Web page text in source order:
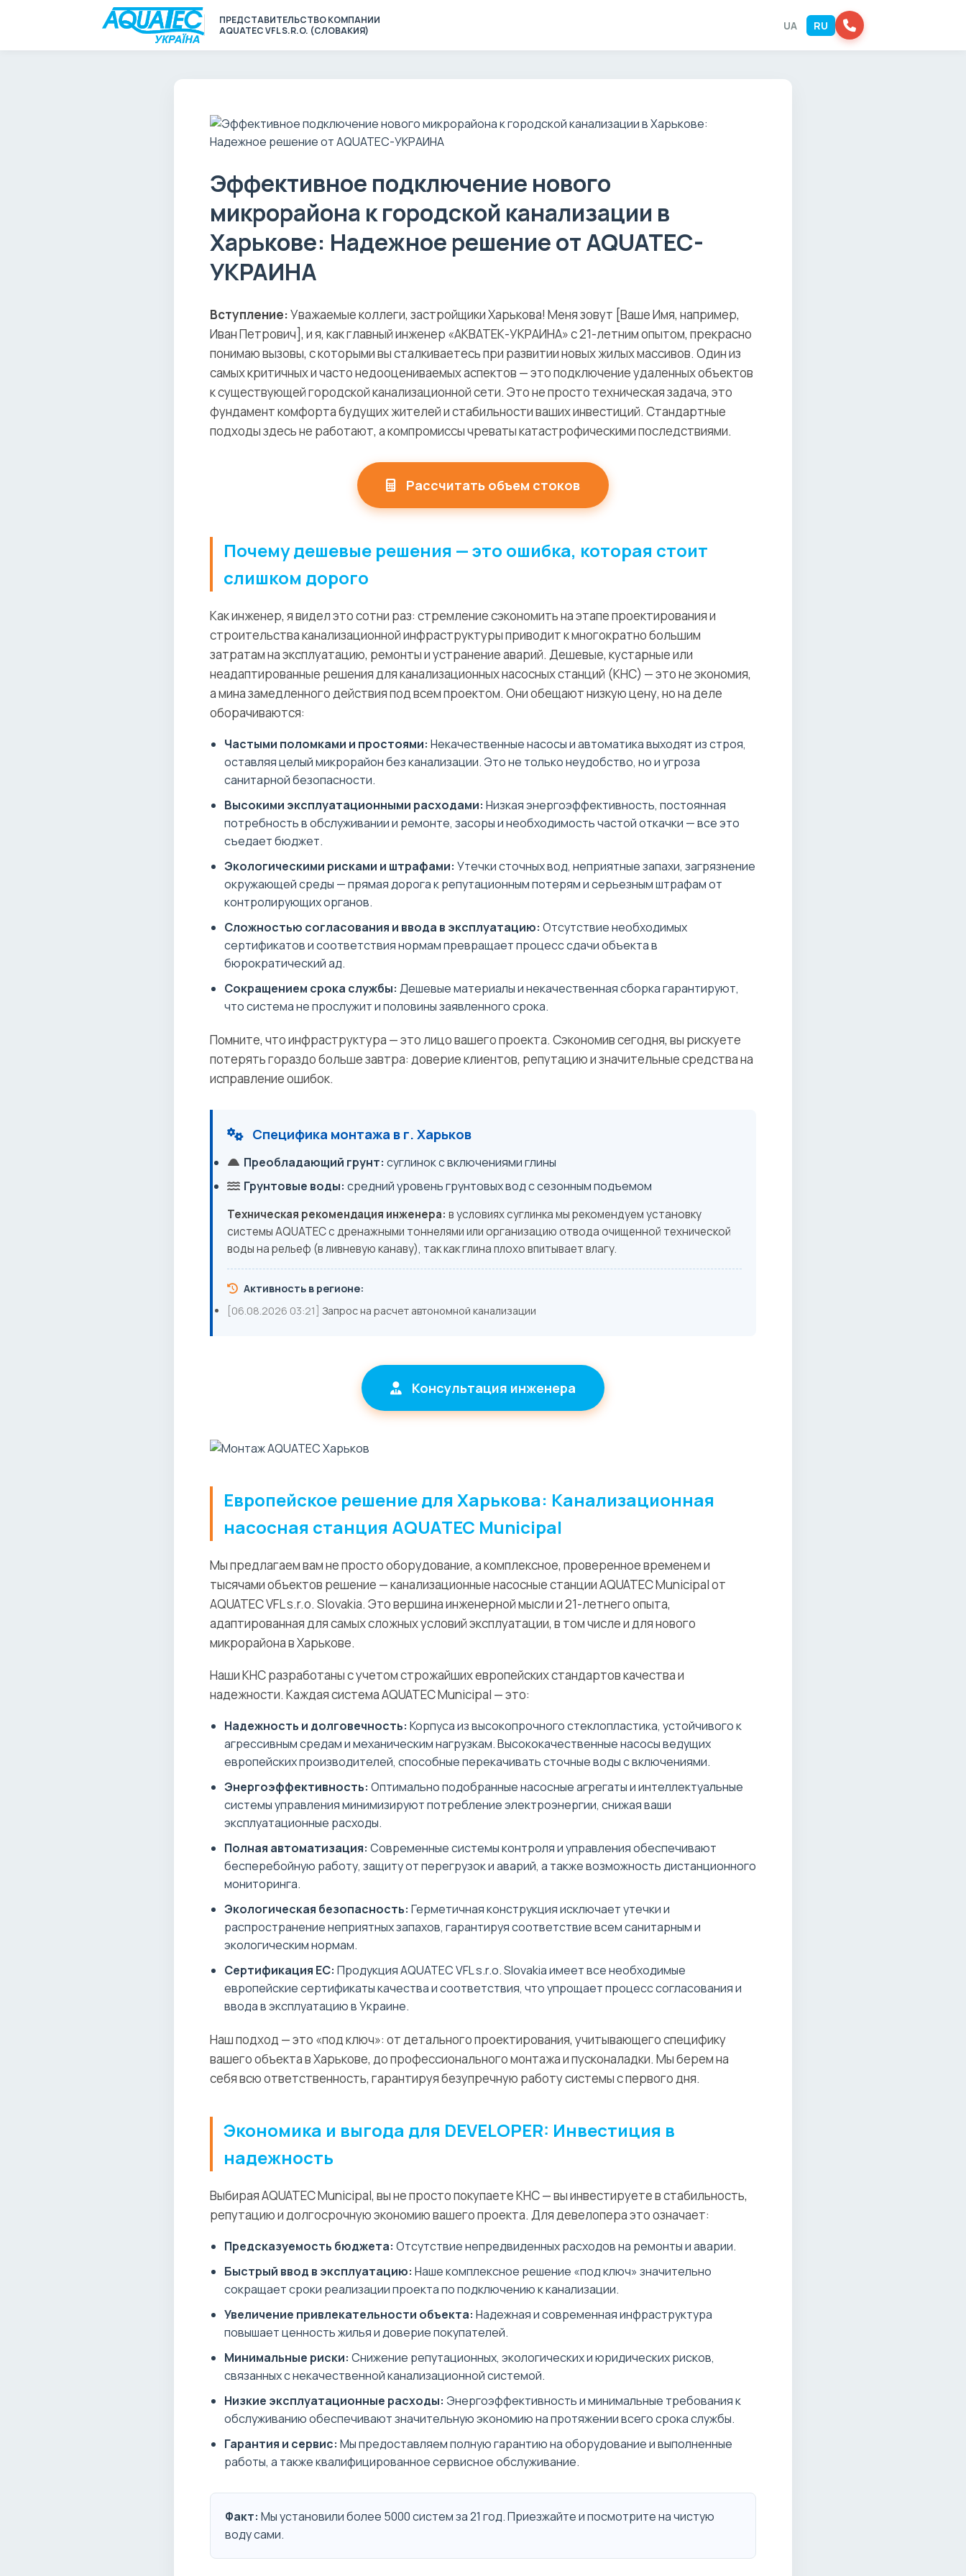
ПРЕДСТАВИТЕЛЬСТВО КОМПАНИИ
AQUATEC VFL S.R.O. (СЛОВАКИЯ)
UA RU
Эффективное подключение нового
микрорайона к городской канализации в
Харькове: Надежное решение от AQUATEC-
УКРАИНА
Вступление:Уважаемые коллеги, застройщики Харькова! Меня зовут [Ваше Имя, например,
Иван Петрович], и я, как главный инженер «АКВАТЕК-УКРАИНА» с 21-летним опытом, прекрасно
понимаю вызовы, с которыми вы сталкиваетесь при развитии новых жилых массивов. Один из
самых критичных и часто недооцениваемых аспектов — это подключение удаленных объектов
к существующей городской канализационной сети. Это не просто техническая задача, это
фундамент комфорта будущих жителей и стабильности ваших инвестиций. Стандартные
подходы здесь не работают, а компромиссы чреваты катастрофическими последствиями.
Рассчитать объем стоков
Почему дешевые решения — это ошибка, которая стоит
слишком дорого
Как инженер, я видел это сотни раз: стремление сэкономить на этапе проектирования и
строительства канализационной инфраструктуры приводит к многократно большим
затратам на эксплуатацию, ремонты и устранение аварий. Дешевые, кустарные или
неадаптированные решения для канализационных насосных станций (КНС) — это не экономия,
а мина замедленного действия под всем проектом. Они обещают низкую цену, но на деле
оборачиваются:
Частыми поломками и простоями: Некачественные насосы и автоматика выходят из строя,
оставляя целый микрорайон без канализации. Это не только неудобство, но и угроза
санитарной безопасности.
Высокими эксплуатационными расходами: Низкая энергоэффективность, постоянная
потребность в обслуживании и ремонте, засоры и необходимость частой откачки — все это
съедает бюджет.
Экологическими рисками и штрафами: Утечки сточных вод, неприятные запахи, загрязнение
окружающей среды — прямая дорога к репутационным потерям и серьезным штрафам от
контролирующих органов.
Сложностью согласования и ввода в эксплуатацию: Отсутствие необходимых
сертификатов и соответствия нормам превращает процесс сдачи объекта в
бюрократический ад.
Сокращением срока службы: Дешевые материалы и некачественная сборка гарантируют,
что система не прослужит и половины заявленного срока.
Помните, что инфраструктура — это лицо вашего проекта. Сэкономив сегодня, вы рискуете
потерять гораздо больше завтра: доверие клиентов, репутацию и значительные средства на
исправление ошибок.
Специфика монтажа в г. Харьков
Преобладающий грунт: суглинок с включениями глины
Грунтовые воды: средний уровень грунтовых вод с сезонным подъемом
Техническая рекомендация инженера: в условиях суглинка мы рекомендуем установку
системы AQUATEC с дренажными тоннелями или организацию отвода очищенной технической
воды на рельеф (в ливневую канаву), так как глина плохо впитывает влагу.
Активность в регионе:
[06.08.2026 03:21] Запрос на расчет автономной канализации
Консультация инженера
Европейское решение для Харькова: Канализационная
насосная станция AQUATEC Municipal
Мы предлагаем вам не просто оборудование, а комплексное, проверенное временем и
тысячами объектов решение — канализационные насосные станции AQUATEC Municipal от
AQUATEC VFL s.r.o. Slovakia. Это вершина инженерной мысли и 21-летнего опыта,
адаптированная для самых сложных условий эксплуатации, в том числе и для нового
микрорайона в Харькове.
Наши КНС разработаны с учетом строжайших европейских стандартов качества и
надежности. Каждая система AQUATEC Municipal — это:
Надежность и долговечность: Корпуса из высокопрочного стеклопластика, устойчивого к
агрессивным средам и механическим нагрузкам. Высококачественные насосы ведущих
европейских производителей, способные перекачивать сточные воды с включениями.
Энергоэффективность: Оптимально подобранные насосные агрегаты и интеллектуальные
системы управления минимизируют потребление электроэнергии, снижая ваши
эксплуатационные расходы.
Полная автоматизация: Современные системы контроля и управления обеспечивают
бесперебойную работу, защиту от перегрузок и аварий, а также возможность дистанционного
мониторинга.
Экологическая безопасность: Герметичная конструкция исключает утечки и
распространение неприятных запахов, гарантируя соответствие всем санитарным и
экологическим нормам.
Сертификация ЕС: Продукция AQUATEC VFL s.r.o. Slovakia имеет все необходимые
европейские сертификаты качества и соответствия, что упрощает процесс согласования и
ввода в эксплуатацию в Украине.
Наш подход — это «под ключ»: от детального проектирования, учитывающего специфику
вашего объекта в Харькове, до профессионального монтажа и пусконаладки. Мы берем на
себя всю ответственность, гарантируя безупречную работу системы с первого дня.
Экономика и выгода для DEVELOPER: Инвестиция в
надежность
Выбирая AQUATEC Municipal, вы не просто покупаете КНС — вы инвестируете в стабильность,
репутацию и долгосрочную экономию вашего проекта. Для девелопера это означает:
Предсказуемость бюджета: Отсутствие непредвиденных расходов на ремонты и аварии.
Быстрый ввод в эксплуатацию: Наше комплексное решение «под ключ» значительно
сокращает сроки реализации проекта по подключению к канализации.
Увеличение привлекательности объекта: Надежная и современная инфраструктура
повышает ценность жилья и доверие покупателей.
Минимальные риски: Снижение репутационных, экологических и юридических рисков,
связанных с некачественной канализационной системой.
Низкие эксплуатационные расходы: Энергоэффективность и минимальные требования к
обслуживанию обеспечивают значительную экономию на протяжении всего срока службы.
Гарантия и сервис: Мы предоставляем полную гарантию на оборудование и выполненные
работы, а также квалифицированное сервисное обслуживание.
Факт: Мы установили более 5000 систем за 21 год. Приезжайте и посмотрите на чистую
воду сами.